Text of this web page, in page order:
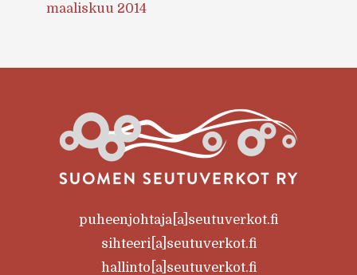
maaliskuu 2014
puheenjohtaja[a]seutuverkot.fi
sihteeri[a]seutuverkot.fi
hallinto[a]seutuverkot.fi